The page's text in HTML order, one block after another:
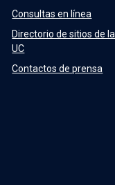
Consultas en línea
Directorio de sitios de la
UC
Contactos de prensa